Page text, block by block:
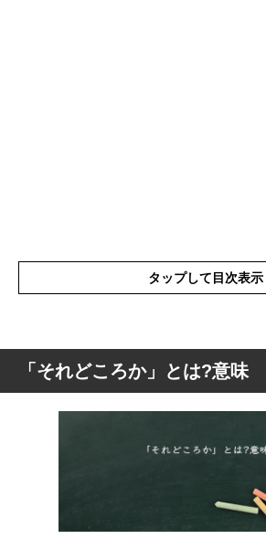
タップして目次表示
「それどころか」とは?意味
「それどころか」の類語や類
「それどころか」とは?意味